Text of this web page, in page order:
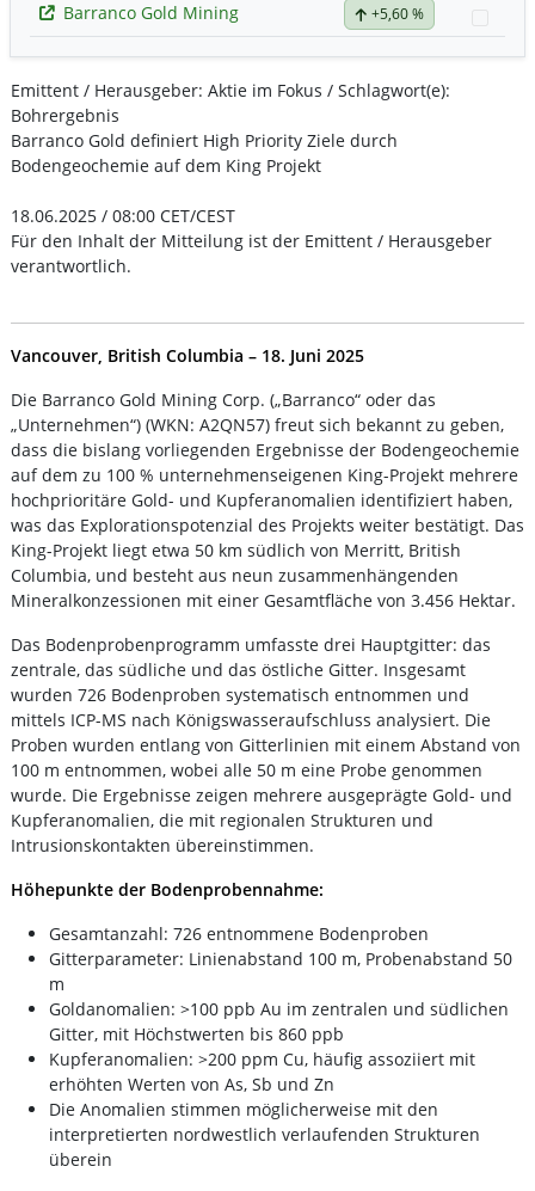
Barranco Gold Mining
+5,60 %
Emittent / Herausgeber: Aktie im Fokus / Schlagwort(e):
Bohrergebnis
Barranco Gold definiert High Priority Ziele durch
Bodengeochemie auf dem King Projekt
18.06.2025 / 08:00 CET/CEST
Für den Inhalt der Mitteilung ist der Emittent / Herausgeber
verantwortlich.
Vancouver, British Columbia – 18. Juni 2025
Die Barranco Gold Mining Corp. („Barranco“ oder das
„Unternehmen“) (WKN: A2QN57) freut sich bekannt zu geben,
dass die bislang vorliegenden Ergebnisse der Bodengeochemie
auf dem zu 100 % unternehmenseigenen King-Projekt mehrere
hochprioritäre Gold- und Kupferanomalien identifiziert haben,
was das Explorationspotenzial des Projekts weiter bestätigt. Das
King-Projekt liegt etwa 50 km südlich von Merritt, British
Columbia, und besteht aus neun zusammenhängenden
Mineralkonzessionen mit einer Gesamtfläche von 3.456 Hektar.
Das Bodenprobenprogramm umfasste drei Hauptgitter: das
zentrale, das südliche und das östliche Gitter. Insgesamt
wurden 726 Bodenproben systematisch entnommen und
mittels ICP-MS nach Königswasseraufschluss analysiert. Die
Proben wurden entlang von Gitterlinien mit einem Abstand von
100 m entnommen, wobei alle 50 m eine Probe genommen
wurde. Die Ergebnisse zeigen mehrere ausgeprägte Gold- und
Kupferanomalien, die mit regionalen Strukturen und
Intrusionskontakten übereinstimmen.
Höhepunkte der Bodenprobennahme:
Gesamtanzahl: 726 entnommene Bodenproben
Gitterparameter: Linienabstand 100 m, Probenabstand 50
m
Goldanomalien: >100 ppb Au im zentralen und südlichen
Gitter, mit Höchstwerten bis 860 ppb
Kupferanomalien: >200 ppm Cu, häufig assoziiert mit
erhöhten Werten von As, Sb und Zn
Die Anomalien stimmen möglicherweise mit den
interpretierten nordwestlich verlaufenden Strukturen
überein